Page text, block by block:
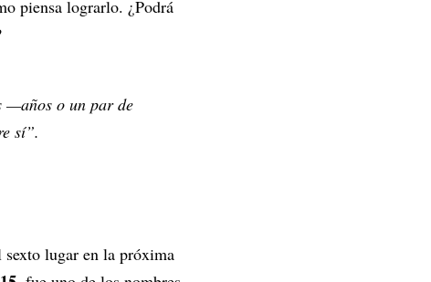
piensa lograrlo. ¿Podrá
—años o un par de
sí”.
sexto lugar en la próxima